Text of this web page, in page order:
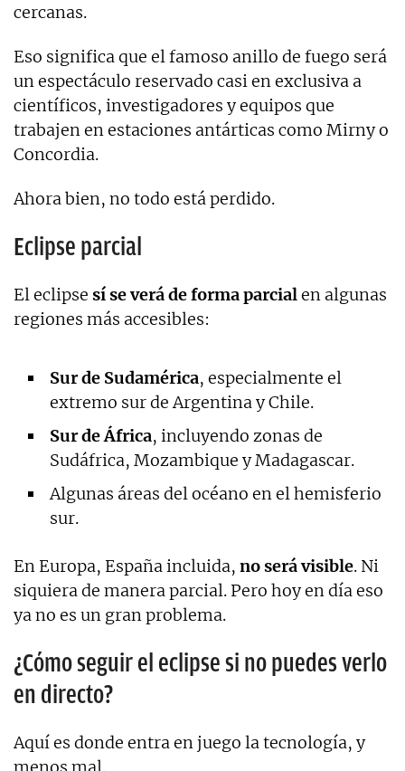
cercanas.
Eso significa que el famoso anillo de fuego será
un espectáculo reservado casi en exclusiva a
científicos, investigadores y equipos que
trabajen en estaciones antárticas como Mirny o
Concordia.
Ahora bien, no todo está perdido.
Eclipse parcial
El eclipse sí se verá de forma parcial en algunas
regiones más accesibles:
Sur de Sudamérica, especialmente el
extremo sur de Argentina y Chile.
Sur de África, incluyendo zonas de
Sudáfrica, Mozambique y Madagascar.
Algunas áreas del océano en el hemisferio
sur.
En Europa, España incluida, no será visible. Ni
siquiera de manera parcial. Pero hoy en día eso
ya no es un gran problema.
¿Cómo seguir el eclipse si no puedes verlo
en directo?
Aquí es donde entra en juego la tecnología, y
menos mal.